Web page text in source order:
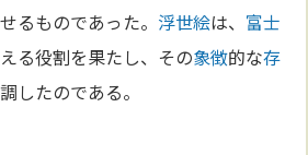
るものであった。 浮世絵は、 富士
る役割を果たし、その象徴的な存
したのである。